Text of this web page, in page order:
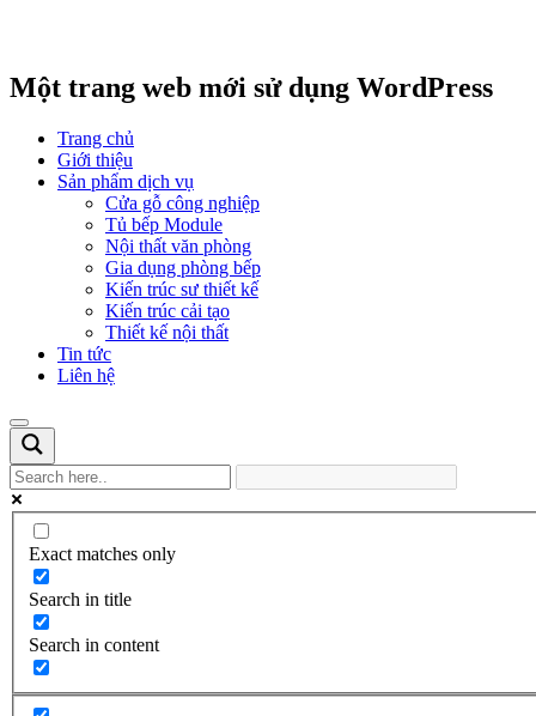
Một trang web mới sử dụng WordPress
Trang chủ
Giới thiệu
Sản phẩm dịch vụ
Cửa gỗ công nghiệp
Tủ bếp Module
Nội thất văn phòng
Gia dụng phòng bếp
Kiến trúc sư thiết kế
Kiến trúc cải tạo
Thiết kế nội thất
Tin tức
Liên hệ
Exact matches only
Search in title
Search in content